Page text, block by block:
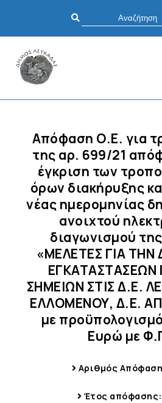
Απόφαση Ο.Ε. για
της αρ. 699/21
έγκριση των
όρων διακήρυξης
νέας ημερομηνίας
ανοιχτού
διαγωνισμού
«ΜΕΛΕΤΕΣ ΓΙΑ ΤΗΝ
ΕΓΚΑΤΑΣΤΑΣΕΩΝ
ΣΗΜΕΙΩΝ ΣΤΙΣ Δ.Ε.
ΕΛΛΟΜΕΝΟΥ, Δ.Ε.
με
Ευρώ με
Αριθμός
Έτος απόφασης: